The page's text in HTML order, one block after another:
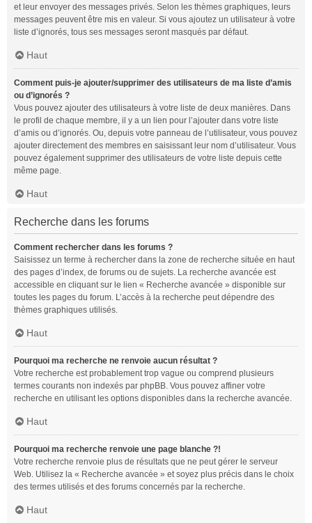
et leur envoyer des messages privés. Selon les thèmes graphiques, leurs
messages peuvent être mis en valeur. Si vous ajoutez un utilisateur à votre
liste d’ignorés, tous ses messages seront masqués par défaut.
Haut
Comment puis-je ajouter/supprimer des utilisateurs de ma liste d’amis
ou d’ignorés ?
Vous pouvez ajouter des utilisateurs à votre liste de deux manières. Dans
le profil de chaque membre, il y a un lien pour l’ajouter dans votre liste
d’amis ou d’ignorés. Ou, depuis votre panneau de l’utilisateur, vous pouvez
ajouter directement des membres en saisissant leur nom d’utilisateur. Vous
pouvez également supprimer des utilisateurs de votre liste depuis cette
même page.
Haut
Recherche dans les forums
Comment rechercher dans les forums ?
Saisissez un terme à rechercher dans la zone de recherche située en haut
des pages d’index, de forums ou de sujets. La recherche avancée est
accessible en cliquant sur le lien « Recherche avancée » disponible sur
toutes les pages du forum. L’accès à la recherche peut dépendre des
thèmes graphiques utilisés.
Haut
Pourquoi ma recherche ne renvoie aucun résultat ?
Votre recherche est probablement trop vague ou comprend plusieurs
termes courants non indexés par phpBB. Vous pouvez affiner votre
recherche en utilisant les options disponibles dans la recherche avancée.
Haut
Pourquoi ma recherche renvoie une page blanche ?!
Votre recherche renvoie plus de résultats que ne peut gérer le serveur
Web. Utilisez la « Recherche avancée » et soyez plus précis dans le choix
des termes utilisés et des forums concernés par la recherche.
Haut